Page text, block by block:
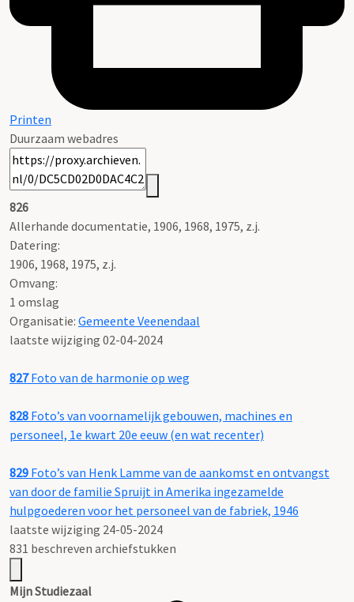
Printen
Duurzaam webadres
826
Allerhande documentatie, 1906, 1968, 1975, z.j.
Datering:
1906, 1968, 1975, z.j.
Omvang:
1 omslag
Organisatie: Gemeente Veenendaal
laatste wijziging 02-04-2024
827Foto van de harmonie op weg
828 Foto’s van voornamelijk gebouwen, machines en
personeel, 1e kwart 20e eeuw (en wat recenter)
829 Foto’s van Henk Lamme van de aankomst en ontvangst
van door de familie Spruijt in Amerika ingezamelde
hulpgoederen voor het personeel van de fabriek, 1946
laatste wijziging 24-05-2024
831 beschreven archiefstukken
Mijn Studiezaal